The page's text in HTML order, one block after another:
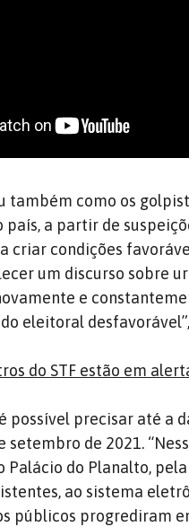
também como os
país, a partir de
criar condições
um discurso sobre
e
eleitoral
do STF estão em
possível precisar até a
setembro de 2021.
Palácio do Planalto,
ao sistema
públicos progrediram